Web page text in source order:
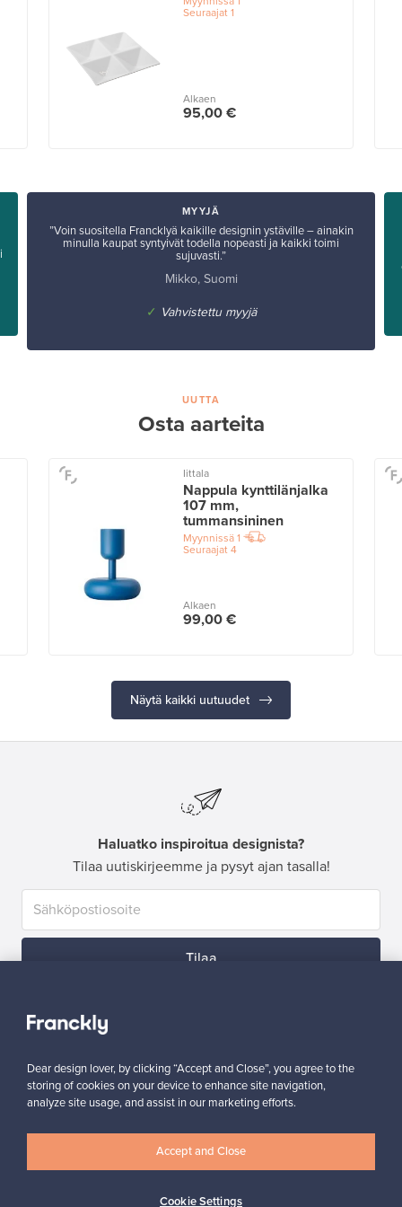
Seuraajat1
Alkaen
95,00 €
MYYJÄ
”Voin suositella Francklyä kaikille designin ystäville – ainakin
minulla kaupat syntyivät todella nopeasti ja kaikki toimi
sujuvasti.”
Mikko, Suomi
✓ Vahvistettu myyjä
UUTTA
Osta aarteita
Iittala
Nappula kynttilänjalka
107 mm,
tummansininen
Myynnissä1
Seuraajat4
Alkaen
99,00 €
Näytä kaikki uutuudet
Haluatko inspiroitua designista?
Tilaa uutiskirjeemme ja pysyt ajan tasalla!
Tilaa
Aitoa designia Turvalliset maksut
Dear design lover, by clicking “Accept and Close”, you agree to the
storing of cookies on your device to enhance site navigation,
analyze site usage, and assist in our marketing efforts.
Cookie Settings
Accept and Close